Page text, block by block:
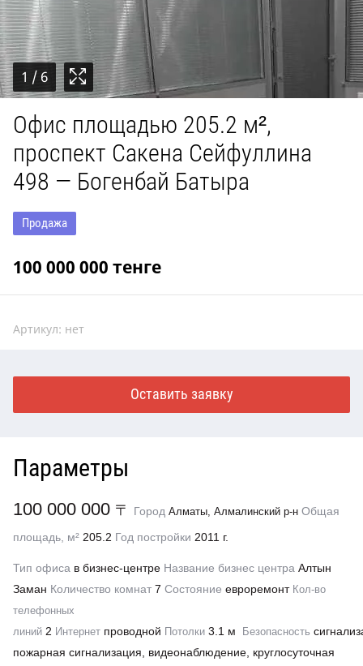
1 / 6
Офис площадью 205.2 м²,
проспект Сакена Сейфуллина
498 — Богенбай Батыра
Продажа
100 000 000 тенге
Артикул: нет
Оставить заявку
Параметры
100 000 000 〒 Город Алматы, Алмалинский р-н Общая
площадь, м² 205.2 Год постройки 2011 г.
Тип офиса в бизнес-центре Название бизнес центра Алтын
Заман Количество комнат 7 Состояние евроремонт Кол-во
телефонных
линий 2 Интернет проводной Потолки 3.1 м Безопасность
пожарная сигнализация, видеонаблюдение, круглосуточная